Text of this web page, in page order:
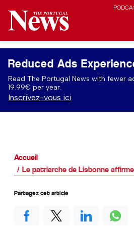
Reduced Ads
Read The Portugal News with fewer
19.99€ per year.
Inscrivez-vous ici
Accueil
Le patriarche de Lisbonne
Partagez cet article